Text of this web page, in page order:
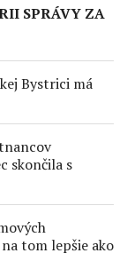
SPRÁVY ZA
Bystrici má
skončila s
tom lepšie ako